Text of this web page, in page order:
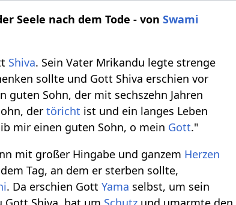
Seele nach dem Tode - vonSwami
Shiva. Sein Vater Mrikandu legte strenge
sollte und Gott Shiva erschien vor
guten Sohn, der mit sechszehn Jahren
dertöricht ist und ein langes Leben
mir einen guten Sohn, o mein Gott."
mit großer Hingabe und ganzem Herzen
Tag, an dem er sterben sollte,
. Da erschien GottYama selbst, um sein